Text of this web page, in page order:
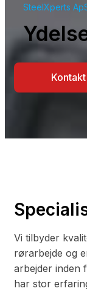
SteelXperts
Vi tilbyder
rørarbejde og
arbejder inden
har stor